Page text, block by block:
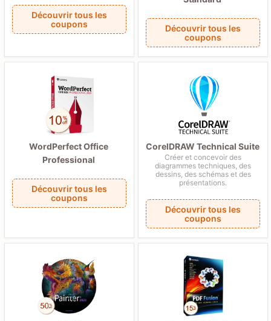
Découvrir tous les
coupons
Découvrir tous les
coupons
WordPerfect Office
Professional
Découvrir tous les
coupons
CorelDRAW Technical Suite
Créer et concevoir des
diagrammes techniques, des
dessins, des schémas et des
présentations.
Découvrir tous les
coupons